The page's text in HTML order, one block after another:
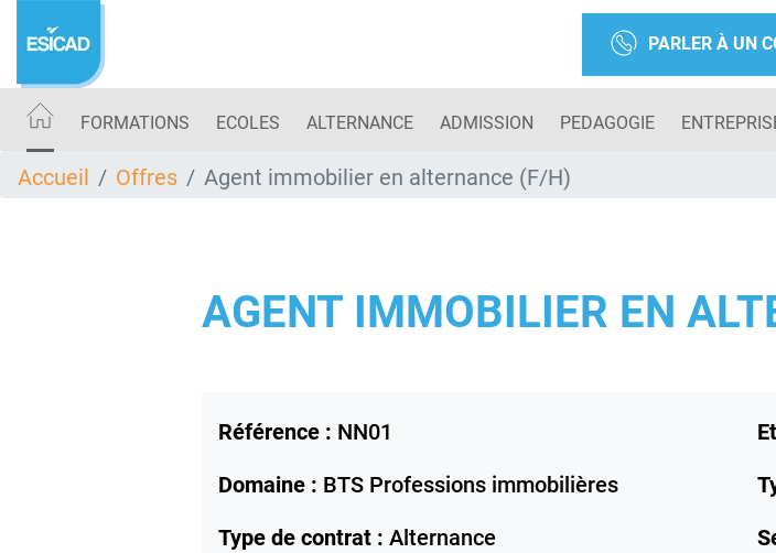
contenu
PARLER À UN
FORMATIONS ECOLES ALTERNANCE ADMISSION PEDAGOGIE
Accueil Offres Agent immobilier en alternance (F/H)
AGENT IMMOBILIER EN
Référence : NN01
Domaine : BTS Professions immobilières
Type de contrat : Alternance